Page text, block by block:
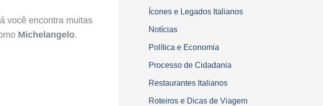
você encontra muitas
Michelangelo.
Ícones e Legados Italianos
Notícias
Política e Economia
Processo de Cidadania
Restaurantes Italianos
Roteiros e Dicas de Viagem